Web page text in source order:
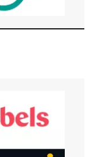
Andy,
food services,
en su venta